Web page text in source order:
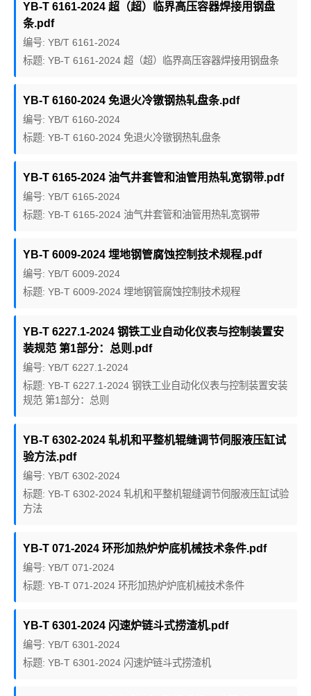
YB-T 6161-2024 超（超）临界高压容器焊接用钢盘
条.pdf
编号: YB/T 6161-2024
标题: YB-T 6161-2024 超（超）临界高压容器焊接用钢盘条
YB-T 6160-2024 免退火冷镦钢热轧盘条.pdf
编号: YB/T 6160-2024
标题: YB-T 6160-2024 免退火冷镦钢热轧盘条
YB-T 6165-2024 油气井套管和油管用热轧宽钢带.pdf
编号: YB/T 6165-2024
标题: YB-T 6165-2024 油气井套管和油管用热轧宽钢带
YB-T 6009-2024 埋地钢管腐蚀控制技术规程.pdf
编号: YB/T 6009-2024
标题: YB-T 6009-2024 埋地钢管腐蚀控制技术规程
YB-T 6227.1-2024 钢铁工业自动化仪表与控制装置安
装规范 第1部分：总则.pdf
编号: YB/T 6227.1-2024
标题: YB-T 6227.1-2024 钢铁工业自动化仪表与控制装置安装
规范 第1部分：总则
YB-T 6302-2024 轧机和平整机辊缝调节伺服液压缸试
验方法.pdf
编号: YB/T 6302-2024
标题: YB-T 6302-2024 轧机和平整机辊缝调节伺服液压缸试验
方法
YB-T 071-2024 环形加热炉炉底机械技术条件.pdf
编号: YB/T 071-2024
标题: YB-T 071-2024 环形加热炉炉底机械技术条件
YB-T 6301-2024 闪速炉链斗式捞渣机.pdf
编号: YB/T 6301-2024
标题: YB-T 6301-2024 闪速炉链斗式捞渣机